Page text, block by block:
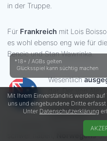
in der Truppe.
Für Frankreich mit Lois
es wohl ebenso eng wie für die
Bencic und Stan Wawrinka.
Wesentlich
Gastgeber
Tschechien, das
Tourspielern Barbora
Norwegens
*18+ / AGBs gelten
Glücksspiel kann süchtig machen
Mit Ihrem Einverständnis werden
uns und eingebundene Dritte
Unter Datenschutzerklärung